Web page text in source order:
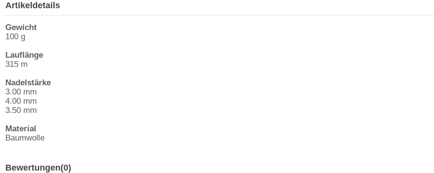
Artikeldetails
Gewicht
100 g
Lauflänge
315 m
Nadelstärke
3.00 mm
4.00 mm
3.50 mm
Material
Baumwolle
Bewertungen(0)